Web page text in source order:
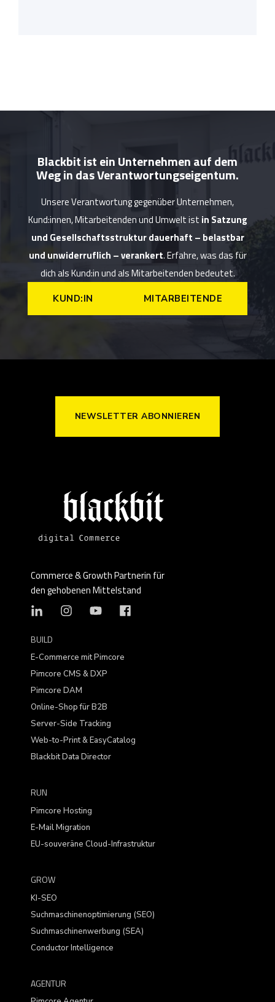
Blackbit ist ein Unternehmen auf dem
Weg in das Verantwortungseigentum.
Unsere Verantwortung gegenüber Unternehmen,
Kund:innen, Mitarbeitenden und Umwelt ist in Satzung
und Gesellschaftsstruktur dauerhaft – belastbar
und unwiderruflich – verankert. Erfahre, was das für
dich als Kund:in und als Mitarbeitenden bedeutet.
KUND:IN MITARBEITENDE
NEWSLETTER ABONNIEREN
Commerce & Growth Partnerin für
den gehobenen Mittelstand
BUILD
E-Commerce mit Pimcore
Pimcore CMS & DXP
Pimcore DAM
Online-Shop für B2B
Server-Side Tracking
Web-to-Print & EasyCatalog
Blackbit Data Director
RUN
Pimcore Hosting
E-Mail Migration
EU-souveräne Cloud-Infrastruktur
GROW
KI-SEO
Suchmaschinenoptimierung (SEO)
Suchmaschinenwerbung (SEA)
Conductor Intelligence
AGENTUR